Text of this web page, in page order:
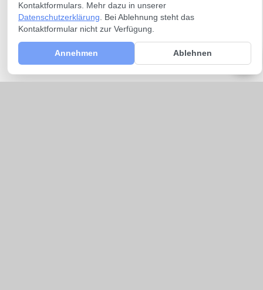
Kontaktformulars. Mehr dazu in unserer
Datenschutzerklärung . Bei Ablehnung steht das
Kontaktformular nicht zur Verfügung.
Annehmen Ablehnen